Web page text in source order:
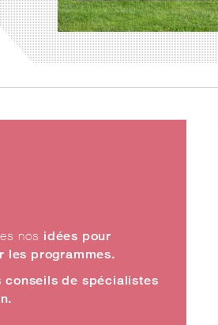
Lire la fiche
nos idées pour
les programmes.
conseils de spécialistes